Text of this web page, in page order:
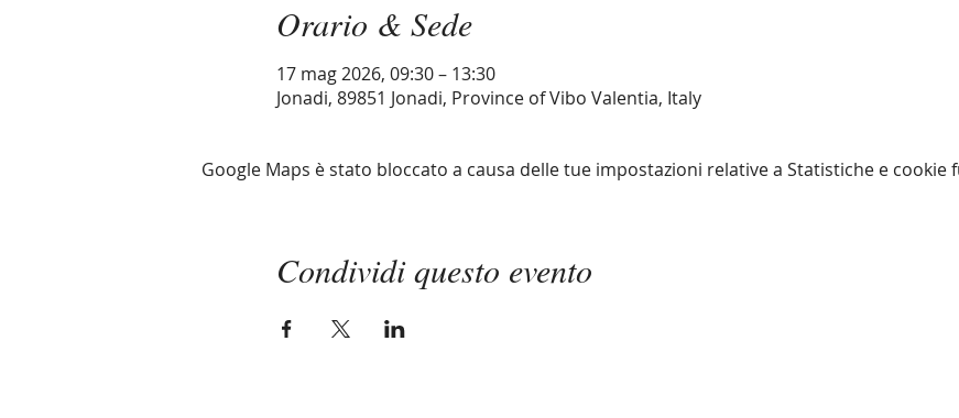
Orario & Sede
17 mag 2026, 09:30 – 13:30
Jonadi, 89851 Jonadi, Province of Vibo Valentia, Italy
Google Maps è stato bloccato a causa delle tue impostazioni relative a Statistiche e cookie
Condividi questo evento